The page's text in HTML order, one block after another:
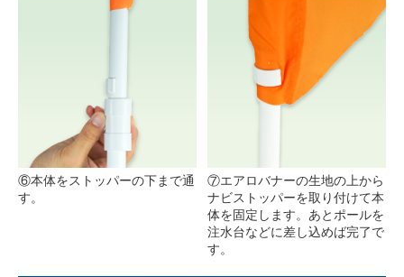
⑥本体をストッパーの下まで通
す。
⑦エアロバナーの生地の上から
ナビストッパーを取り付けて本
体を固定します。あとポールを
注水台などに差し込めば完了で
す。